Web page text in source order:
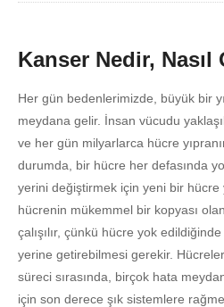
Kanser Nedir, Nasıl
Her gün bedenlerimizde, büyük bir
meydana gelir. İnsan vücudu
ve her gün milyarlarca hücre
durumda, bir hücre her defasında
yerini değiştirmek için yeni bir hücre
hücrenin mükemmel bir kopyası
çalışılır, çünkü hücre yok
yerine getirebilmesi gerekir.
süreci sırasında, birçok hata
için son derece şık sistemlere